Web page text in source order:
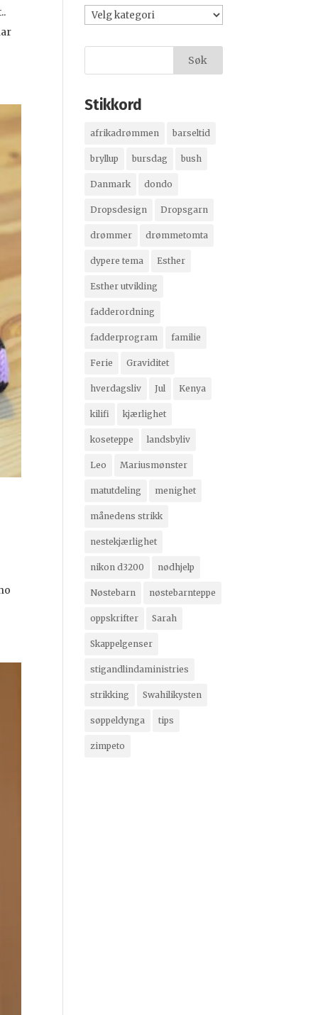
Let
Stikkord
afrikadrømmen barseltid
bryllup bursdag bush
Danmark dondo
Dropsdesign Dropsgarn
drømmer drømmetomta
dypere tema Esther
Esther utvikling
fadderordning
fadderprogram familie
Ferie Graviditet
hverdagsliv Jul Kenya
kilifi kjærlighet
koseteppe landsbyliv
Leo Mariusmønster
matutdeling menighet
månedens strikk
nestekjærlighet
nikon d3200 nødhjelp
Nøstebarn nøstebarnteppe
oppskrifter Sarah
Skappelgenser
stigandlindaministries
strikking Swahilikysten
søppeldynga tips
zimpeto